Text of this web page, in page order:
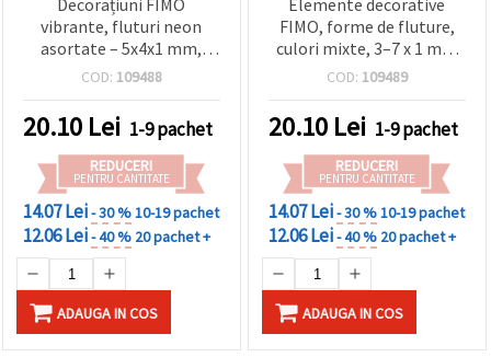
Decorațiuni FIMO
vibrante, fluturi neon
asortate – 5x4x1 mm,
pachet de 20 g
COD: 109488
20.10 Lei 1-9 pachet
REDUCERI
PENTRU CANTITATE
14.07 Lei- 30 %10-19 pachet
12.06 Lei- 40 % 20 pachet +
ADAUGA IN COS
Elemente decorative
FIMO, forme de fluture,
culori mixte, 3–7 x 1 mm
— 20 g
COD: 109489
20.10 Lei 1-9 pachet
REDUCERI
PENTRU CANTITATE
14.07 Lei- 30 %10-19 pachet
12.06 Lei- 40 % 20 pachet +
ADAUGA IN COS